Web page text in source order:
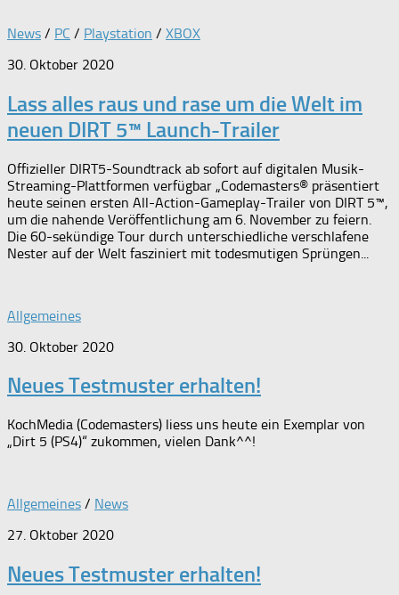
News / PC / Playstation / XBOX
30. Oktober 2020
Lass alles raus und rase um die Welt im
neuen DIRT 5™ Launch-Trailer
Offizieller DIRT5-Soundtrack ab sofort auf digitalen Musik-
Streaming-Plattformen verfügbar „Codemasters® präsentiert
heute seinen ersten All-Action-Gameplay-Trailer von DIRT 5™,
um die nahende Veröffentlichung am 6. November zu feiern.
Die 60-sekündige Tour durch unterschiedliche verschlafene
Nester auf der Welt fasziniert mit todesmutigen Sprüngen...
Allgemeines
30. Oktober 2020
Neues Testmuster erhalten!
KochMedia (Codemasters) liess uns heute ein Exemplar von
„Dirt 5 (PS4)“ zukommen, vielen Dank^^!
Allgemeines / News
27. Oktober 2020
Neues Testmuster erhalten!